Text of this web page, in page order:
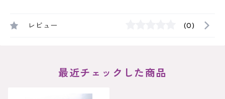
レビュー (0)
最近チェックした商品